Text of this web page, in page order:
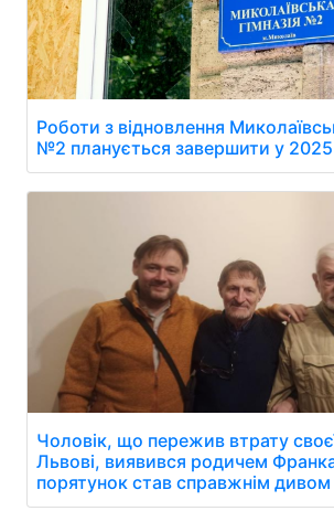
Роботи з відновлення
№2 планується завершити у 2025
Чоловік, що пережив втрату
Львові, виявився родичем
порятунок став справжнім